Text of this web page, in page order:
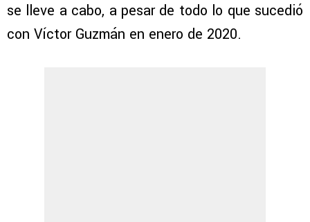
se lleve a cabo, a pesar de todo lo que sucedió
con Víctor Guzmán en enero de 2020.